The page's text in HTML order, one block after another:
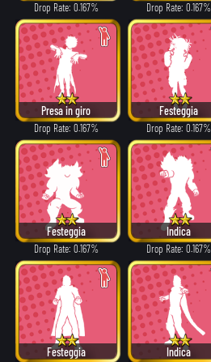
Drop Rate: 0.167% Drop Rate: 0.167%
Presa in giro
Drop Rate: 0.167%
Festeggia
Drop Rate: 0.167%
Festeggia
Drop Rate: 0.167%
Indica
Drop Rate: 0.167%
Festeggia Indica